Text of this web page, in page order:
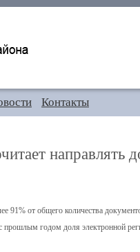
Контакты
направлять
91% от общего количества
годом доля электронной